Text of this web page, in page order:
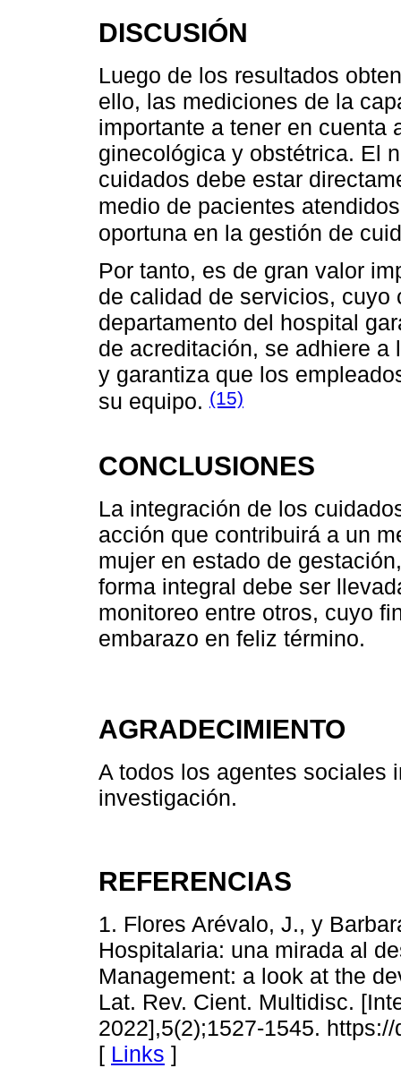
DISCUSIÓN
Luego de los resultados
ello, las mediciones de la
importante a tener en cuenta
ginecológica y obstétrica. El
cuidados debe estar
medio de pacientes
oportuna en la gestión de
Por tanto, es de gran valor
de calidad de servicios,
departamento del hospital
de acreditación, se adhiere
y garantiza que los
su equipo. (15)
CONCLUSIONES
La integración de los
acción que contribuirá a un
mujer en estado de
forma integral debe ser
monitoreo entre otros, cuyo
embarazo en feliz término.
AGRADECIMIENTO
A todos los agentes sociales
investigación.
REFERENCIAS
1. Flores Arévalo, J., y
Hospitalaria: una mirada al
Management: a look at the
Lat. Rev. Cient. Multidisc.
2022],5(2);1527-1545.
[ Links ]